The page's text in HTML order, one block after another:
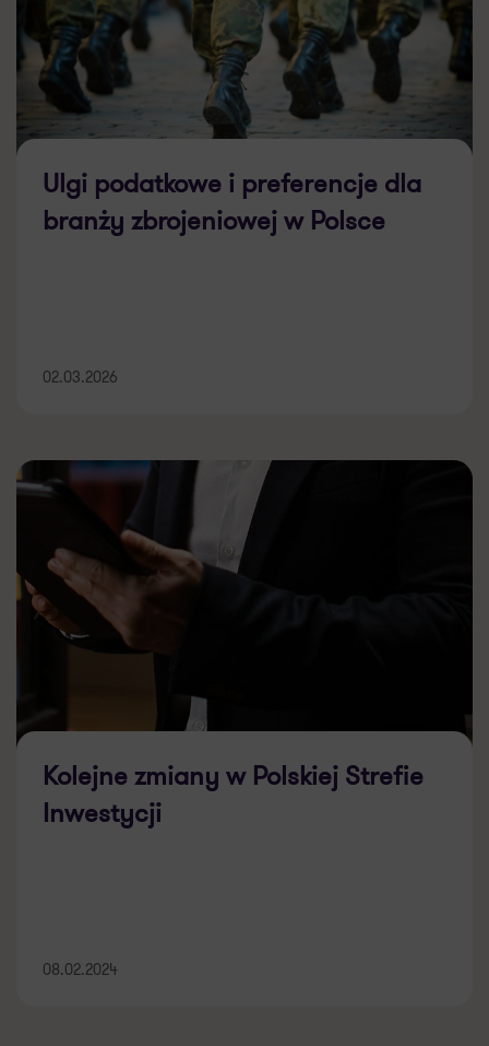
Ulgi podatkowe i preferencje dla
branży zbrojeniowej w Polsce
02.03.2026
Kolejne zmiany w Polskiej Strefie
Inwestycji
08.02.2024